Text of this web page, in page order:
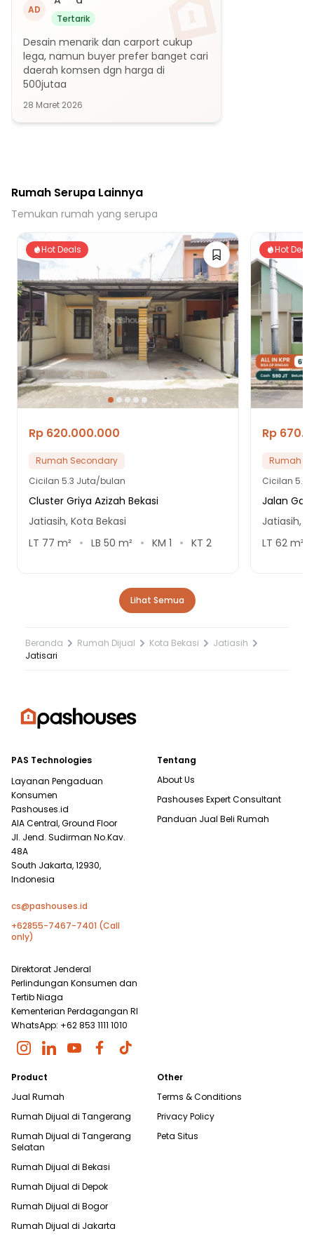
AD
Tertarik
Desain menarik dan carport cukup
lega, namun buyer prefer banget cari
daerah komsen dgn harga di
500jutaa
28 Maret 2026
Rumah Serupa Lainnya
Temukan rumah yang serupa
Hot Deals
Rp 620.000.000
Rumah Secondary
Cicilan 5.3 Juta/bulan
Cluster Griya Azizah Bekasi
Jatiasih, Kota Bekasi
LT 77 m² LB 50 m² KM 1 KT 2
Hot Deals
Rp
Rumah
Cicilan 5.7
Jalan
Jatiasih,
LT 62m²
Lihat Semua
Beranda Rumah Dijual Kota Bekasi
Jatiasih
Jatisari
PAS Technologies
Layanan Pengaduan
Konsumen
Pashouses.id
AIA Central, Ground Floor
Jl. Jend. Sudirman No.Kav.
48A
South Jakarta, 12930,
Indonesia
cs@pashouses.id
+62855-7467-7401 (Call
only)
Direktorat Jenderal
Perlindungan Konsumen dan
Tertib Niaga
Kementerian Perdagangan RI
WhatsApp: +62 853 1111 1010
Tentang
About Us
Pashouses Expert Consultant
Panduan Jual Beli Rumah
Product
Jual Rumah
Rumah Dijual di Tangerang
Rumah Dijual di Tangerang
Selatan
Rumah Dijual di Bekasi
Rumah Dijual di Depok
Rumah Dijual di Bogor
Rumah Dijual di Jakarta
Other
Terms & Conditions
Privacy Policy
Peta Situs